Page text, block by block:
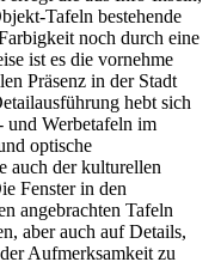
Tafeln bestehende
noch durch eine
ist es die vornehme
Präsenz in der Stadt
hebt sich
und Werbetafeln im
optische
auch der kulturellen
Fenster in den
angebrachten Tafeln
aber auch auf Details,
Aufmerksamkeit zu